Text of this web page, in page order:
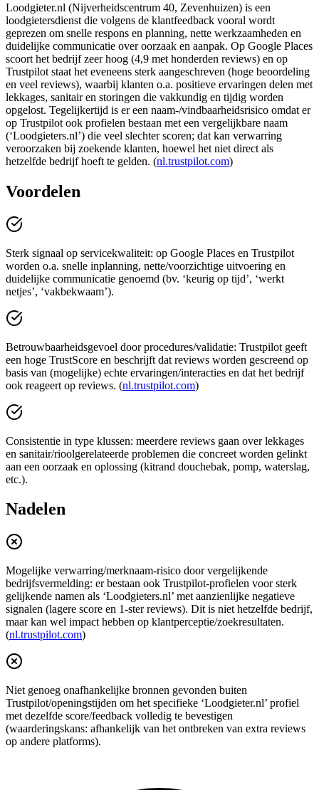
Loodgieter.nl (Nijverheidscentrum 40, Zevenhuizen) is een
loodgietersdienst die volgens de klantfeedback vooral wordt
geprezen om snelle respons en planning, nette werkzaamheden en
duidelijke communicatie over oorzaak en aanpak. Op Google Places
scoort het bedrijf zeer hoog (4,9 met honderden reviews) en op
Trustpilot staat het eveneens sterk aangeschreven (hoge beoordeling
en veel reviews), waarbij klanten o.a. positieve ervaringen delen met
lekkages, sanitair en storingen die vakkundig en tijdig worden
opgelost. Tegelijkertijd is er een naam-/vindbaarheidsrisico omdat er
op Trustpilot ook profielen bestaan met een vergelijkbare naam
(‘Loodgieters.nl’) die veel slechter scoren; dat kan verwarring
veroorzaken bij zoekende klanten, hoewel het niet direct als
hetzelfde bedrijf hoeft te gelden. (nl.trustpilot.com)
Voordelen
Sterk signaal op servicekwaliteit: op Google Places en Trustpilot
worden o.a. snelle inplanning, nette/voorzichtige uitvoering en
duidelijke communicatie genoemd (bv. ‘keurig op tijd’, ‘werkt
netjes’, ‘vakbekwaam’).
Betrouwbaarheidsgevoel door procedures/validatie: Trustpilot geeft
een hoge TrustScore en beschrijft dat reviews worden gescreend op
basis van (mogelijke) echte ervaringen/interacties en dat het bedrijf
ook reageert op reviews. (nl.trustpilot.com)
Consistentie in type klussen: meerdere reviews gaan over lekkages
en sanitair/rioolgerelateerde problemen die concreet worden gelinkt
aan een oorzaak en oplossing (kitrand douchebak, pomp, waterslag,
etc.).
Nadelen
Mogelijke verwarring/merknaam-risico door vergelijkende
bedrijfsvermelding: er bestaan ook Trustpilot-profielen voor sterk
gelijkende namen als ‘Loodgieters.nl’ met aanzienlijke negatieve
signalen (lagere score en 1-ster reviews). Dit is niet hetzelfde bedrijf,
maar kan wel impact hebben op klantperceptie/zoekresultaten.
(nl.trustpilot.com)
Niet genoeg onafhankelijke bronnen gevonden buiten
Trustpilot/openingstijden om het specifieke ‘Loodgieter.nl’ profiel
met dezelfde score/feedback volledig te bevestigen
(waarderingskans: afhankelijk van het ontbreken van extra reviews
op andere platforms).